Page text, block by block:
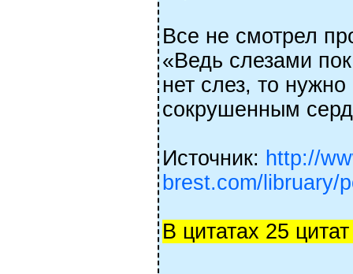
Все не смотрел
«Ведь слезами
нет слез, то
сокрушенным
Источник: http://
brest.com/libruary/
В цитатах 25